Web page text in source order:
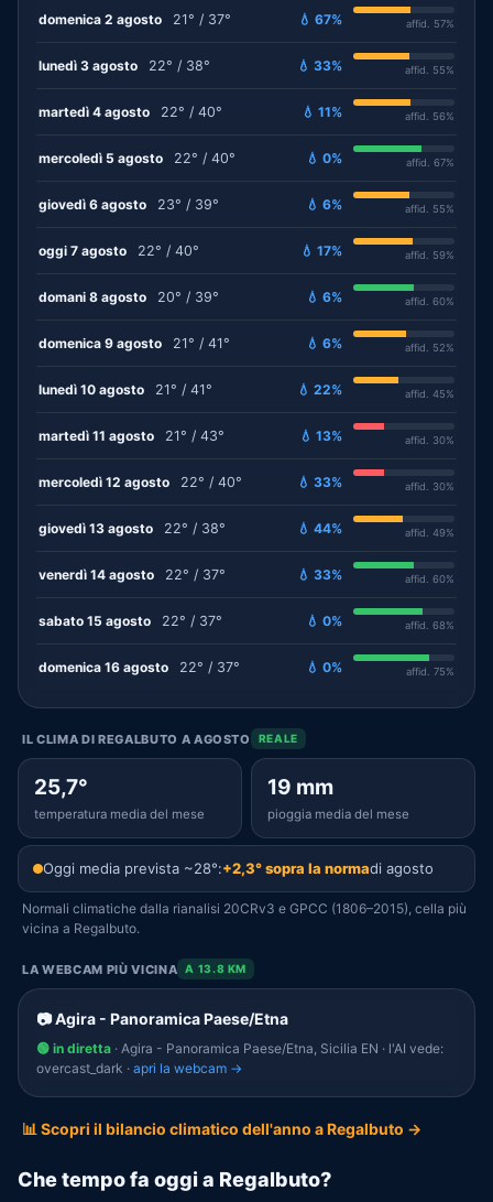
domenica 2 agosto 21° / 37° 💧 67% affid. 57%
lunedì 3 agosto 22° / 38° 💧 33% affid. 55%
martedì 4 agosto 22° / 40° 💧 11% affid. 56%
mercoledì 5 agosto 22° / 40° 💧 0% affid. 67%
giovedì 6 agosto 23° / 39° 💧 6% affid. 55%
oggi 7 agosto 22° / 40° 💧 17% affid. 59%
domani 8 agosto 20° / 39° 💧 6% affid. 60%
domenica 9 agosto 21° / 41° 💧 6% affid. 52%
lunedì 10 agosto 21° / 41° 💧 22% affid. 45%
martedì 11 agosto 21° / 43° 💧 13% affid. 30%
mercoledì 12 agosto 22° / 40° 💧 33% affid. 30%
giovedì 13 agosto 22° / 38° 💧 44% affid. 49%
venerdì 14 agosto 22° / 37° 💧 33% affid. 60%
sabato 15 agosto 22° / 37° 💧 0% affid. 68%
domenica 16 agosto 22° / 37° 💧 0% affid. 75%
IL CLIMA DI REGALBUTO A AGOSTO REALE
25,7°
temperatura media del mese
19 mm
pioggia media del mese
Oggi media prevista ~28°:+2,3° sopra la normadi agosto
Normali climatiche dalla rianalisi 20CRv3 e GPCC (1806–2015), cella più
vicina a Regalbuto.
LA WEBCAM PIÙ VICINA A 13.8 KM
📷 Agira - Panoramica Paese/Etna
🟢 in diretta · Agira - Panoramica Paese/Etna, Sicilia EN · l'AI vede:
overcast_dark · apri la webcam →
📊 Scopri il bilancio climatico dell'anno a Regalbuto →
Che tempo fa oggi a Regalbuto?